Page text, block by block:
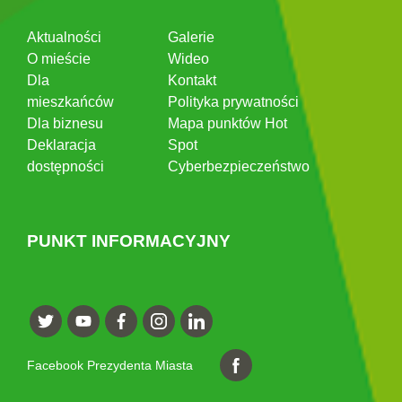
Aktualności
O mieście
Dla
mieszkańców
Dla biznesu
Deklaracja
dostępności
Galerie
Wideo
Kontakt
Polityka prywatności
Mapa punktów Hot
Spot
Cyberbezpieczeństwo
PUNKT INFORMACYJNY
Facebook Prezydenta Miasta